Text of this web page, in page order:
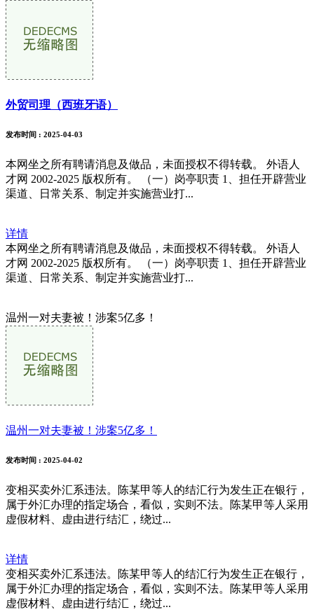
外贸司理（西班牙语）
发布时间 : 2025-04-03
本网坐之所有聘请消息及做品，未面授权不得转载。 外语人
才网 2002-2025 版权所有。 （一）岗亭职责 1、担任开辟营业
渠道、日常关系、制定并实施营业打...
详情
本网坐之所有聘请消息及做品，未面授权不得转载。 外语人
才网 2002-2025 版权所有。 （一）岗亭职责 1、担任开辟营业
渠道、日常关系、制定并实施营业打...
温州一对夫妻被！涉案5亿多！
温州一对夫妻被！涉案5亿多！
发布时间 : 2025-04-02
变相买卖外汇系违法。陈某甲等人的结汇行为发生正在银行，
属于外汇办理的指定场合，看似，实则不法。陈某甲等人采用
虚假材料、虚由进行结汇，绕过...
详情
变相买卖外汇系违法。陈某甲等人的结汇行为发生正在银行，
属于外汇办理的指定场合，看似，实则不法。陈某甲等人采用
虚假材料、虚由进行结汇，绕过...